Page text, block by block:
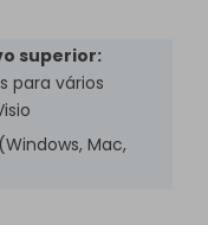
superior:
para vários
(Windows, Mac,